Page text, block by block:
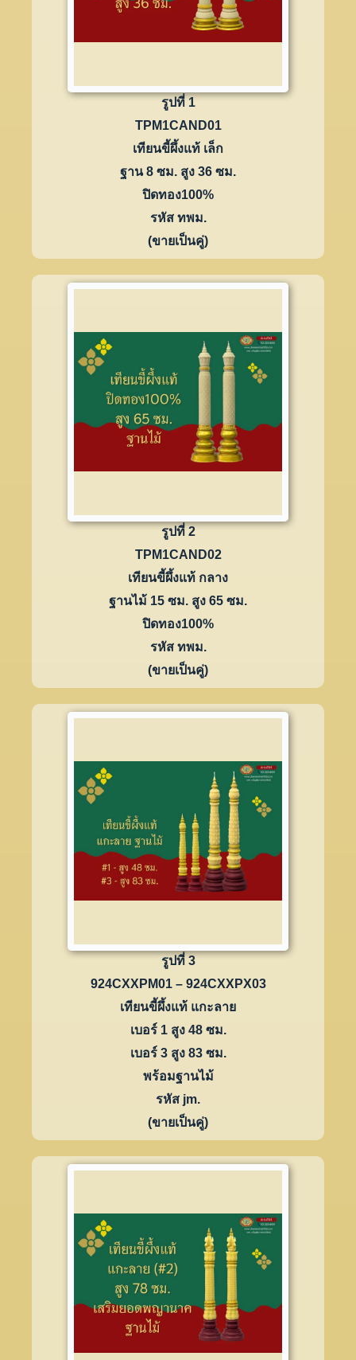
รูปที่ 1
TPM1CAND01
เทียนขี้ผึ้งแท้ เล็ก
ฐาน 8 ซม. สูง 36 ซม.
ปิดทอง100%
รหัส ทพม.
(ขายเป็นคู่)
รูปที่ 2
TPM1CAND02
เทียนขี้ผึ้งแท้ กลาง
ฐานไม้ 15 ซม. สูง 65 ซม.
ปิดทอง100%
รหัส ทพม.
(ขายเป็นคู่)
รูปที่ 3
924CXXPM01 – 924CXXPX03
เทียนขี้ผึ้งแท้ แกะลาย
เบอร์ 1 สูง 48 ซม.
เบอร์ 3 สูง 83 ซม.
พร้อมฐานไม้
รหัส jm.
(ขายเป็นคู่)